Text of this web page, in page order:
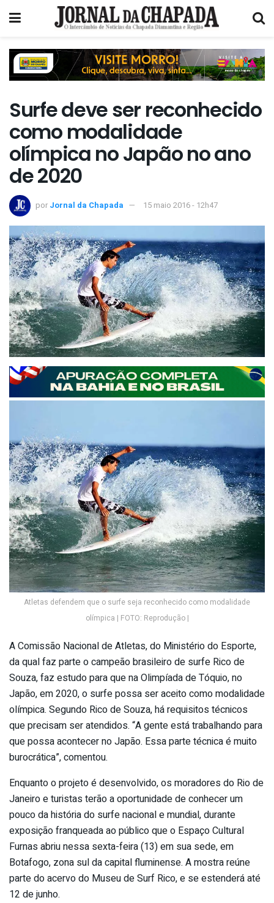
Surfe deve ser reconhecido
como modalidade
olímpica no Japão no ano
de 2020
por Jornal da Chapada 15 maio 2016 - 12h47
Atletas defendem que o surfe seja reconhecido como modalidade
olímpica | FOTO: Reprodução |
A Comissão Nacional de Atletas, do Ministério do Esporte,
da qual faz parte o campeão brasileiro de surfe Rico de
Souza, faz estudo para que na Olimpíada de Tóquio, no
Japão, em 2020, o surfe possa ser aceito como modalidade
olímpica. Segundo Rico de Souza, há requisitos técnicos
que precisam ser atendidos. “A gente está trabalhando para
que possa acontecer no Japão. Essa parte técnica é muito
burocrática”, comentou.
Enquanto o projeto é desenvolvido, os moradores do Rio de
Janeiro e turistas terão a oportunidade de conhecer um
pouco da história do surfe nacional e mundial, durante
exposição franqueada ao público que o Espaço Cultural
Furnas abriu nessa sexta-feira (13) em sua sede, em
Botafogo, zona sul da capital fluminense. A mostra reúne
parte do acervo do Museu de Surf Rico, e se estenderá até
12 de junho.